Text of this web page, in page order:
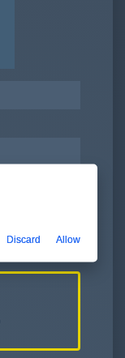
Discard Allow